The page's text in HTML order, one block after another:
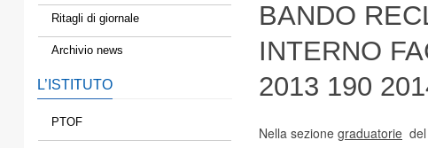
Ritagli di giornale
Archivio news
L’ISTITUTO
PTOF
BANDO
INTERNO
2013 190
Nella sezione graduatorie